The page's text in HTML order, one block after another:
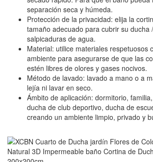
separación seca y húmeda.
Protección de la privacidad: elija la
tamaño adecuado para cubrir su ducha
salpicaduras de agua.
Material: utilice materiales respetuosos
ambiente para asegurarse de que las
estén libres de olores y gases nocivos.
Método de lavado: lavado a mano o a
lejía ni lavar en seco.
Ámbito de aplicación: dormitorio,
ducha de club deportivo, ducha de
creando un ambiente limpio, privado y